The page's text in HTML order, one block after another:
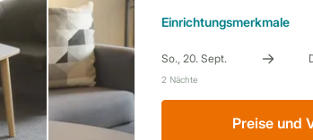
Einrichtungsmerkmale
Preise und